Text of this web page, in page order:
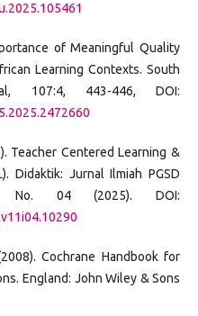
of Meaningful Quality
Learning Contexts. South
107:4, 443-446, DOI:
Teacher Centered Learning &
Didaktik: Jurnal Ilmiah PGSD
No. 04 (2025). DOI:
Cochrane Handbook for
England: John Wiley & Sons